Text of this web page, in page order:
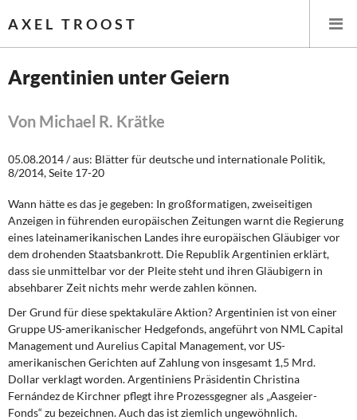
AXEL TROOST
Wirtschaftspolitik
Steuer- und Finanzpolitik
Öffentliche Infrastruktur und Daseinsvorsorge
Eurokrise und Griechenland
DIE LINKE
Weitere Themen
Argentinien unter Geiern
Von Michael R. Krätke
05.08.2014 / aus: Blätter für deutsche und internationale Politik,
8/2014, Seite 17-20
Wann hätte es das je gegeben: In großformatigen, zweiseitigen
Anzeigen in führenden europäischen Zeitungen warnt die Regierung
eines lateinamerikanischen Landes ihre europäischen Gläubiger vor
dem drohenden Staatsbankrott. Die Republik Argentinien erklärt,
dass sie unmittelbar vor der Pleite steht und ihren Gläubigern in
absehbarer Zeit nichts mehr werde zahlen können.
Der Grund für diese spektakuläre Aktion? Argentinien ist von einer
Gruppe US-amerikanischer Hedgefonds, angeführt von NML Capital
Management und Aurelius Capital Management, vor US-
amerikanischen Gerichten auf Zahlung von insgesamt 1,5 Mrd.
Dollar verklagt worden. Argentiniens Präsidentin Christina
Fernández de Kirchner pflegt ihre Prozessgegner als „Aasgeier-
Fonds“ zu bezeichnen. Auch das ist ziemlich ungewöhnlich.